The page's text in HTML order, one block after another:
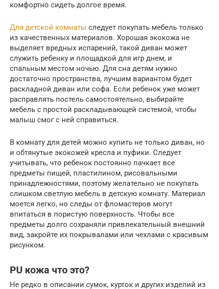
комфортно сидеть долгое время.
Для детской комнаты следует покупать мебель только
из качественных материалов. Хорошая экокожа не
выделяет вредных испарений, такой диван может
служить ребенку и площадкой для игр днем, и
спальным местом ночью. Для сна детям нужно
достаточно пространства, лучшим вариантом будет
раскладной диван или софа. Если ребенок уже может
расправлять постель самостоятельно, выбирайте
мебель с простой раскладывающей системой, чтобы
малыш смог с ней справиться.
В комнату для детей можно купить не только диван, но
и обтянутые экокожей кресла и пуфики. Следует
учитывать, что ребенок постоянно пачкает все
предметы пищей, пластилином, рисовальными
принадлежностями, поэтому желательно не покупать
слишком светлую мебель в детскую комнату. Материал
моется легко, но следы от фломастеров могут
впитаться в пористую поверхность. Чтобы все
предметы долго сохраняли привлекательный внешний
вид, закройте их покрывалами или чехлами с красивым
рисунком.
PU кожа что это?
Не редко в описании сумок, курток и других изделий из